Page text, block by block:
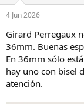
o
n
e
s
4 Jun 2026
Girard Perregaux
36mm. Buenas
En 36mm sólo
hay uno con bisel
atención.